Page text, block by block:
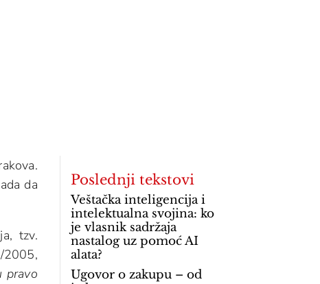
da
tzv.
pravo
Poslednji tekstovi
Veštačka inteligencija i
intelektualna svojina: ko
je vlasnik sadržaja
nastalog uz pomoć AI
alata?
Ugovor o zakupu – od